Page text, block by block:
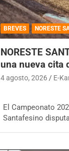
BREVES NORESTE
NORESTE
una nueva cita
4 agosto, 2026 E-
El Campeonato
Santafesino